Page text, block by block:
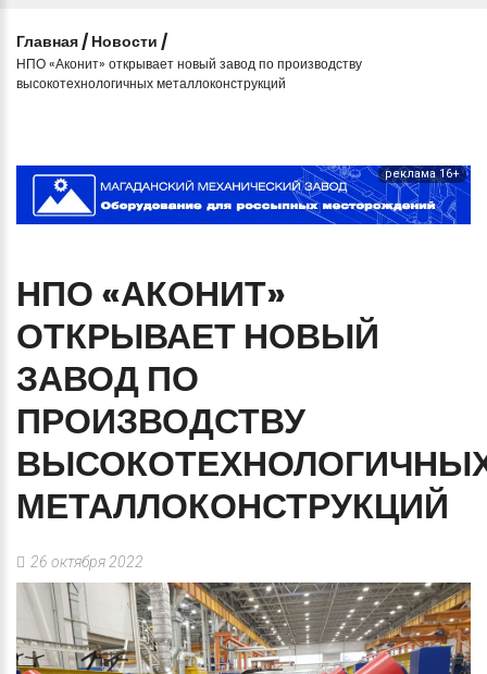
Главная / Новости /
НПО «Аконит» открывает новый завод по производству
высокотехнологичных металлоконструкций
реклама 16+
НПО «АКОНИТ»
ОТКРЫВАЕТ НОВЫЙ
ЗАВОД ПО
ПРОИЗВОДСТВУ
МЕТАЛЛОКОНСТРУКЦИЙ
26 октября 2022